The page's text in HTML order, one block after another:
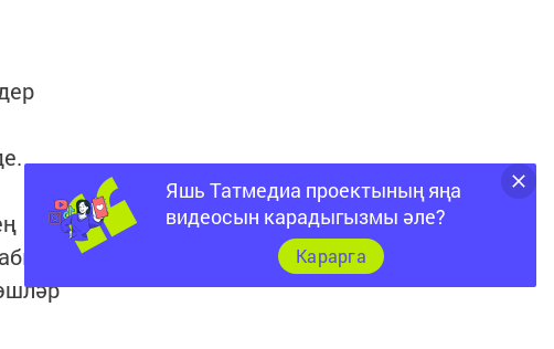
Яшь Татмедиа проектының яңа
видеосын карадыгызмы әле?
Карарга